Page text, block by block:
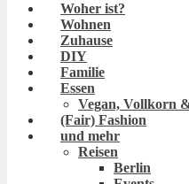
Woher ist?
Wohnen
Zuhause
DIY
Familie
Essen
Vegan, Vollkorn
(Fair) Fashion
und mehr
Reisen
Berlin